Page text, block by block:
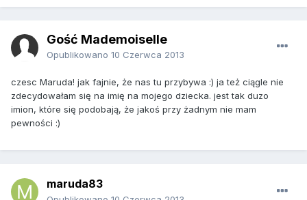
Gość Mademoiselle
Opublikowano 10 Czerwca 2013
czesc Maruda! jak fajnie, że nas tu przybywa :) ja też ciągle nie
zdecydowałam się na imię na mojego dziecka. jest tak duzo
imion, które się podobają, że jakoś przy żadnym nie mam
pewności :)
maruda83